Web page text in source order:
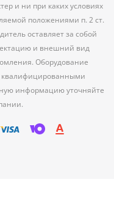
и ни при каких условиях
положениями п. 2 ст.
оставляет за собой
и внешний вид
Оборудование
квалифицированными
информацию уточняйте